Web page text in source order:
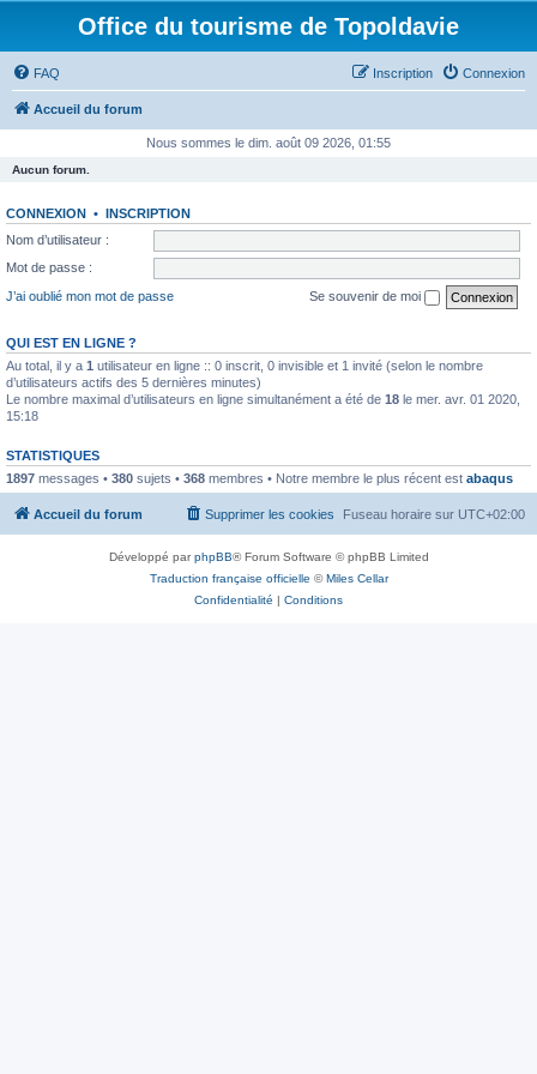
Office du tourisme de Topoldavie
FAQ Connexion
Inscription
Accueil du forum
Nous sommes le dim. août 09 2026, 01:55
Aucun forum.
CONNEXION • INSCRIPTION
Nom d’utilisateur :
Mot de passe :
J’ai oublié mon mot de passe
Se souvenir de moi
QUI EST EN LIGNE ?
Au total, il y a 1 utilisateur en ligne :: 0 inscrit, 0 invisible et 1 invité (selon le nombre
d’utilisateurs actifs des 5 dernières minutes)
Le nombre maximal d’utilisateurs en ligne simultanément a été de 18 le mer. avr. 01 2020,
15:18
STATISTIQUES
1897 messages • 380 sujets • 368 membres • Notre membre le plus récent est abaqus
Accueil du forum Fuseau horaire sur UTC+02:00
Supprimer les cookies
Développé parphpBB® Forum Software © phpBB Limited
Traduction française officielle ©Miles Cellar
Confidentialité | Conditions